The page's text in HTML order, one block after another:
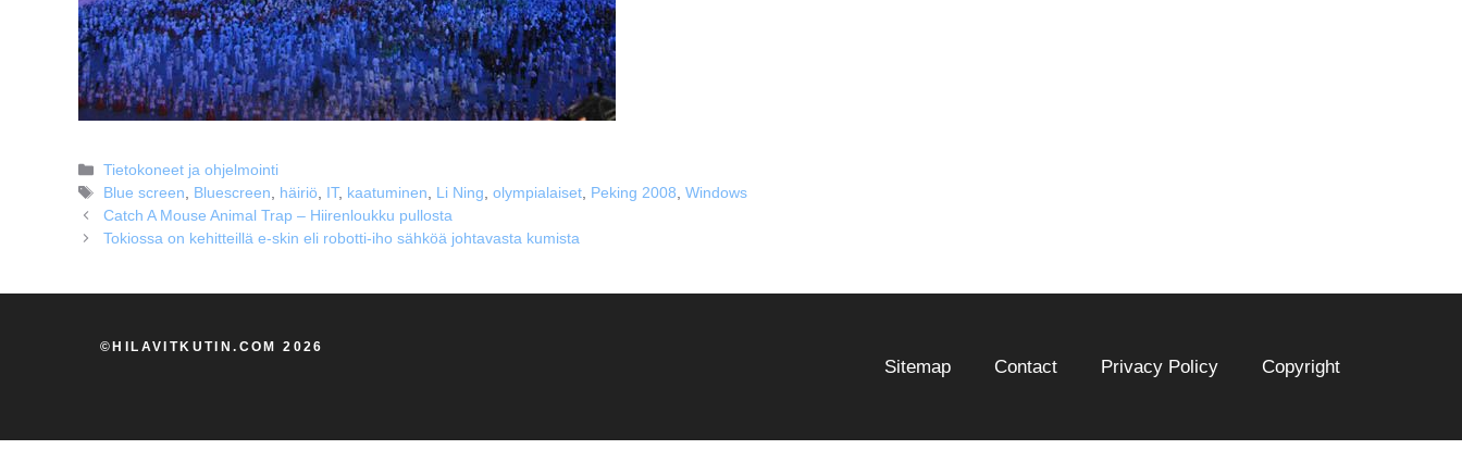
Kategoriat
Tietokoneet ja ohjelmointi
Avainsanat
Blue screen, Bluescreen, häiriö, IT, kaatuminen, Li Ning,olympialaiset, Peking 2008,Windows
Catch A Mouse Animal Trap – Hiirenloukku pullosta
Tokiossa on kehitteillä e-skin eli robotti-iho sähköä johtavasta kumista
©HILAVITKUTIN.COM 2026
Sitemap Contact Privacy Policy Copyright